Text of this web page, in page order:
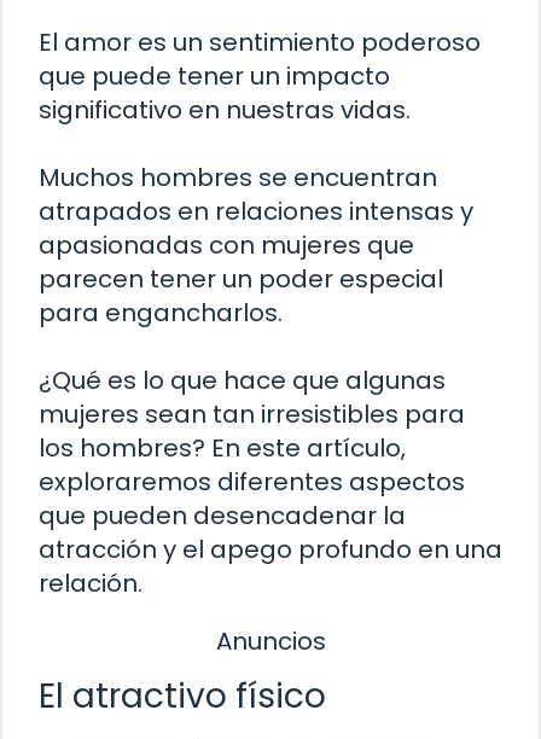
El amor es un sentimiento poderoso
que puede tener un impacto
significativo en nuestras vidas.
Muchos hombres se encuentran
atrapados en relaciones intensas y
apasionadas con mujeres que
parecen tener un poder especial
para engancharlos.
¿Qué es lo que hace que algunas
mujeres sean tan irresistibles para
los hombres? En este artículo,
exploraremos diferentes aspectos
que pueden desencadenar la
atracción y el apego profundo en una
relación.
Anuncios
El atractivo físico